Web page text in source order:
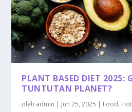
PLANT BASED DIET 2025:
TUNTUTAN PLANET?
oleh admin | Jun 25, 2025 | Food, Hot